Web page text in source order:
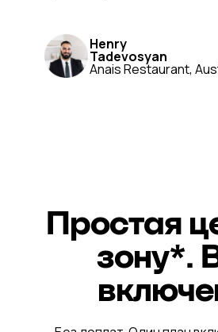
Henry
Tadevosyan
Anais Restaurant,
Простая
зону*.